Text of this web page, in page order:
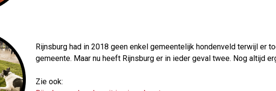
Rijnsburg had in 2018 geen enkel gemeentelijk hondenveld terwijl er
gemeente. Maar nu heeft Rijnsburg er in ieder geval twee. Nog altijd
Zie ook: